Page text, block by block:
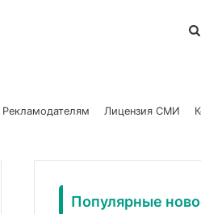
Рекламодателям Лицензия СМИ
Популярные